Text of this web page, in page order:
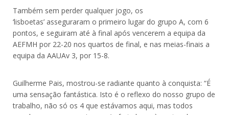
Também sem perder qualquer jogo, os
‘lisboetas’ asseguraram o primeiro lugar do grupo A, com 6
pontos, e seguiram até à final após vencerem a equipa da
AEFMH por 22-20 nos quartos de final, e nas meias-finais a
equipa da AAUAv 3, por 15-8.
Guilherme Pais, mostrou-se radiante quanto à conquista: “É
uma sensação fantástica. Isto é o reflexo do nosso grupo de
trabalho, não só os 4 que estávamos aqui, mas todos